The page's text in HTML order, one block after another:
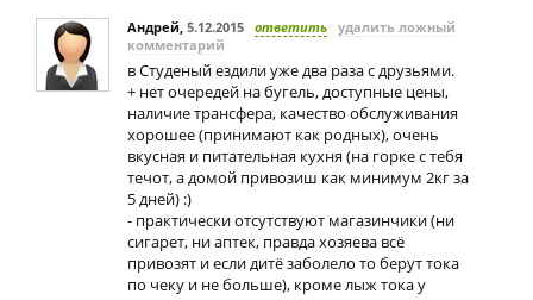
Андрей, 5.12.2015 ответить удалить ложный
комментарий
в Студеный ездили уже два раза с друзьями.
+ нет очередей на бугель, доступные цены,
наличие трансфера, качество обслуживания
хорошее (принимают как родных), очень
вкусная и питательная кухня (на горке с тебя
течот, а домой привозиш как минимум 2кг за
5 дней) :)
- практически отсутствуют магазинчики (ни
сигарет, ни аптек, правда хозяева всё
привозят и если дитё заболело то берут тока
по чеку и не больше), кроме лыж тока у